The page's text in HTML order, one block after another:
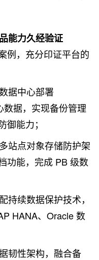
能力久经验证
例，充分印证平台的
据中心部署
据，实现备份管理
能力；
站点对象存储防护架
功能，完成 PB 级数
持续数据保护技术，
HANA、Oracle 数
韧性架构，融合备